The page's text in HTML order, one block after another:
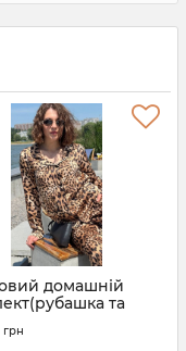
домашній
та
грн